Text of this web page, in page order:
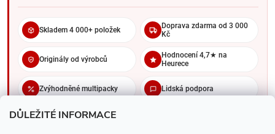
DŮLEŽITÉ INFORMACE
na ovocné profily. Hodí se hlavně dvěma skupinám:
pokročilejším vaperům hledajícím komplexnější chuti (Classic
Line) a uživatelům jednorázovek, kteří přechází na
sáhněte poRitchy Saltnebo Liqua Salt.
Kompatibilita se zařízeními
Just Juice Salt má poměr PG/VG 50/50 a funguje ve všech
standardních
Vaporesso, SMOK, Joyetech). Není vázaná na konkrétní značku
Skladem 4 000+ položek
Doprava zdarma od 3 000
Kč
Originály od výrobců
Hodnocení 4,7★ na
Heurece
Zvýhodněné multipacky Lidská podpora
Prodejna v centru Teplic